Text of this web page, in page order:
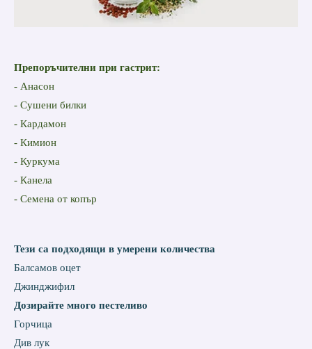
Препоръчителни при гастрит:
- Анасон
- Сушени билки
- Кардамон
- Кимион
- Куркума
- Канела
- Семена от копър
Тези са подходящи в умерени количества
Балсамов оцет
Джинджифил
Дозирайте много пестеливо
Горчица
Див лук